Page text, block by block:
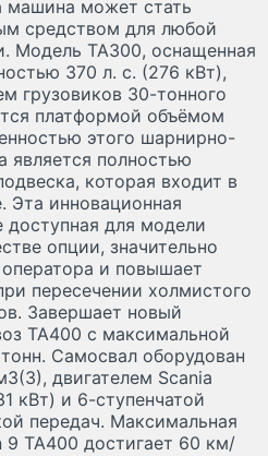
машина может стать
средством для любой
Модель TA300, оснащенная
370 л. с. (276 кВт),
грузовиков 30-тонного
платформой объёмом
этого шарнирно-
является полностью
которая входит в
Эта инновационная
доступная для модели
опции, значительно
и повышает
пересечении холмистого
Завершает новый
TA400 с максимальной
Самосвал оборудован
3(3), двигателем Scania
кВт) и 6-ступенчатой
передач. Максимальная
TA400 достигает 60 км/